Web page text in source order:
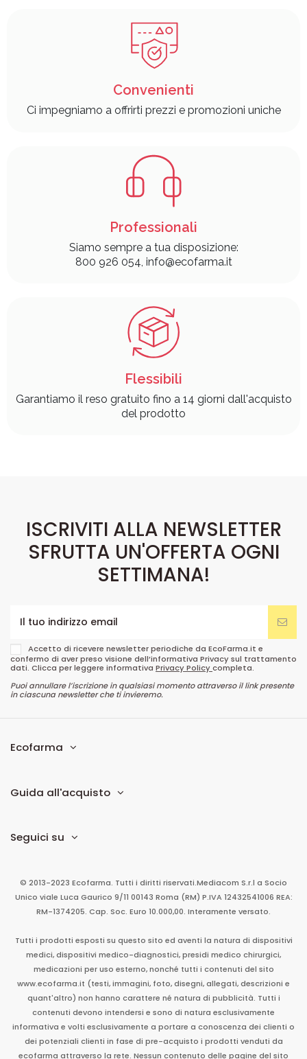
Convenienti
Ci impegniamo a offrirti prezzi e promozioni uniche
Professionali
Siamo sempre a tua disposizione:
800 926 054, info@ecofarma.it
Flessibili
Garantiamo il reso gratuito fino a 14 giorni dall'acquisto
del prodotto
ISCRIVITI ALLA NEWSLETTER
SFRUTTA UN'OFFERTA OGNI
SETTIMANA!
Accetto di ricevere newsletter periodiche da EcoFarma.it e
confermo di aver preso visione dell’informativa Privacy sul trattamento
dati. Clicca per leggere informativa Privacy Policycompleta.
Puoi annullare l’iscrizione in qualsiasi momento attraverso il link presente
in ciascuna newsletter che ti invieremo.
Ecofarma
Guida all'acquisto
Seguici su
© 2013-2023 Ecofarma. Tutti i diritti riservati.Mediacom S.r.l a Socio
Unico viale Luca Gaurico 9/11 00143 Roma (RM) P.IVA 12432541006 REA:
RM-1374205. Cap. Soc. Euro 10.000,00. Interamente versato.
Tutti i prodotti esposti su questo sito ed aventi la natura di dispositivi
medici, dispositivi medico-diagnostici, presidi medico chirurgici,
medicazioni per uso esterno, nonché tutti i contenuti del sito
www.ecofarma.it (testi, immagini, foto, disegni, allegati, descrizioni e
quant'altro) non hanno carattere né natura di pubblicità. Tutti i
contenuti devono intendersi e sono di natura esclusivamente
informativa e volti esclusivamente a portare a conoscenza dei clienti o
dei potenziali clienti in fase di pre-acquisto i prodotti venduti da
ecofarma attraverso la rete. Nessun contenuto delle pagine del sito